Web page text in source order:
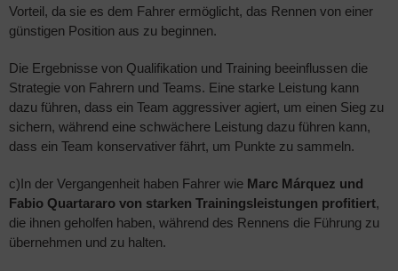
Vorteil, da sie es dem Fahrer ermöglicht, das Rennen von einer
günstigen Position aus zu beginnen.
Die Ergebnisse von Qualifikation und Training beeinflussen die
Strategie von Fahrern und Teams. Eine starke Leistung kann
dazu führen, dass ein Team aggressiver agiert, um einen Sieg zu
sichern, während eine schwächere Leistung dazu führen kann,
dass ein Team konservativer fährt, um Punkte zu sammeln.
c)In der Vergangenheit haben Fahrer wie Marc Márquez und
Fabio Quartararo von starken Trainingsleistungen profitiert,
die ihnen geholfen haben, während des Rennens die Führung zu
übernehmen und zu halten.